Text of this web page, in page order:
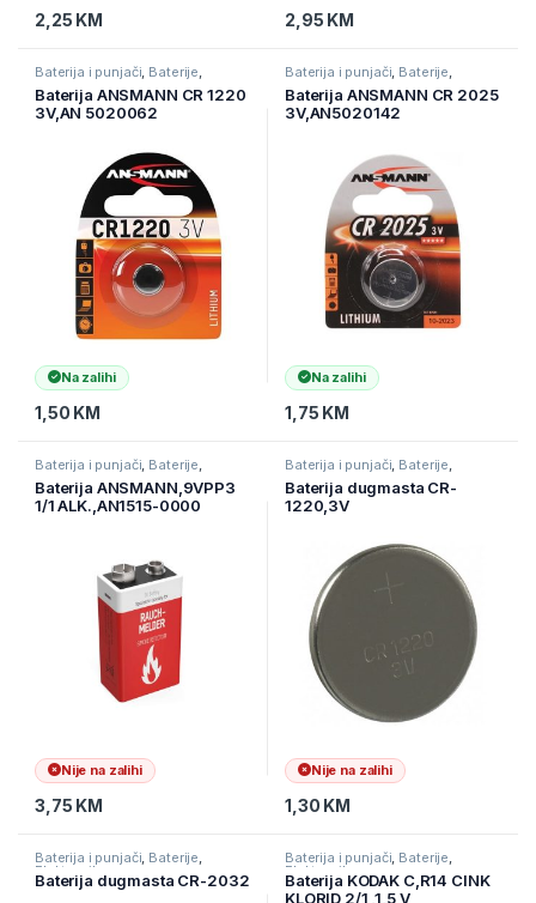
2,25 KM 2,95 KM
Baterija i punjači, Baterije,
Baterija ANSMANN CR 1220
3V,AN 5020062
Na zalihi
1,50 KM
Baterija i punjači, Baterije,
Baterija ANSMANN CR 2025
3V,AN5020142
Na zalihi
1,75 KM
Baterija i punjači, Baterije,
Baterija ANSMANN,9VPP3
1/1 ALK.,AN1515-0000
Nije na zalihi
3,75 KM
Baterija i punjači, Baterije,
Baterija dugmasta CR-
1220,3V
Nije na zalihi
1,30 KM
Baterija i punjači, Baterije,
Elektronika
Baterija dugmasta CR-2032
Baterija i punjači, Baterije,
Elektronika
Baterija KODAK C,R14 CINK
KLORID 2/1 ,1,5 V